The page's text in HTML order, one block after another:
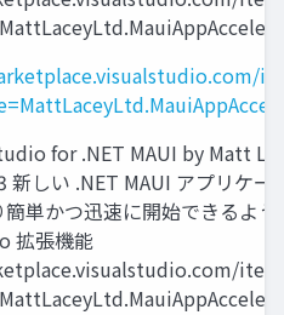
for .NET MAUI by Matt
新しい .NET MAUI アプリケー
簡単かつ迅速に開始できるよ
拡張機能